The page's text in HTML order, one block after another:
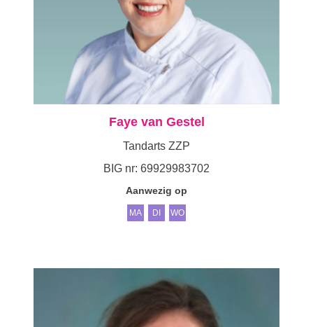
Faye van Gestel
Tandarts ZZP
BIG nr: 69929983702
Aanwezig op
MA DI WO